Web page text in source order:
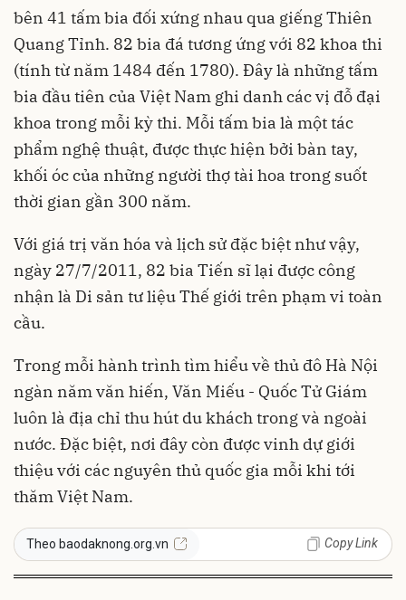
bên 41 tấm bia đối xứng nhau qua giếng Thiên
Quang Tỉnh. 82 bia đá tương ứng với 82 khoa thi
(tính từ năm 1484 đến 1780). Đây là những tấm
bia đầu tiên của Việt Nam ghi danh các vị đỗ đại
khoa trong mỗi kỳ thi. Mỗi tấm bia là một tác
phẩm nghệ thuật, được thực hiện bởi bàn tay,
khối óc của những người thợ tài hoa trong suốt
thời gian gần 300 năm.
Với giá trị văn hóa và lịch sử đặc biệt như vậy,
ngày 27/7/2011, 82 bia Tiến sĩ lại được công
nhận là Di sản tư liệu Thế giới trên phạm vi toàn
cầu.
Trong mỗi hành trình tìm hiểu về thủ đô Hà Nội
ngàn năm văn hiến, Văn Miếu - Quốc Tử Giám
luôn là địa chỉ thu hút du khách trong và ngoài
nước. Đặc biệt, nơi đây còn được vinh dự giới
thiệu với các nguyên thủ quốc gia mỗi khi tới
thăm Việt Nam.
Theo baodaknong.org.vn Copy Link